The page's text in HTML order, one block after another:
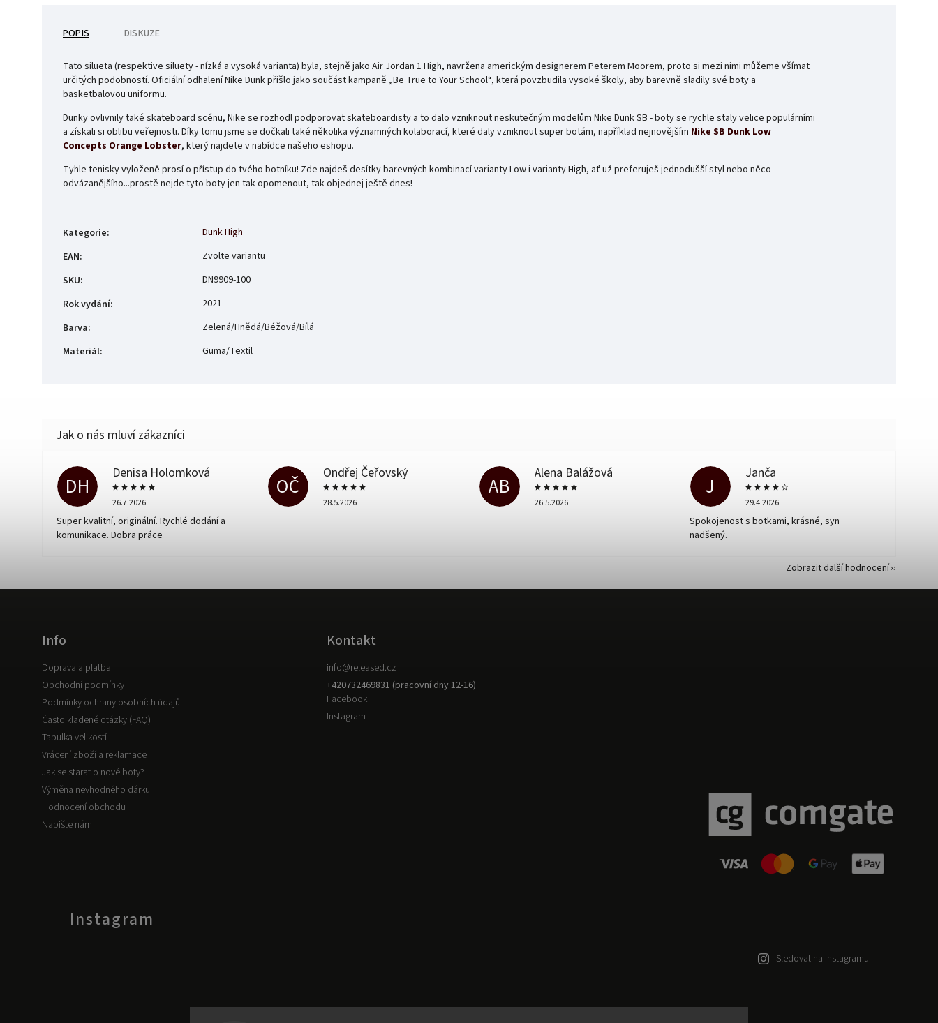
POPIS DISKUZE
Tato silueta (respektive siluety - nízká a vysoká varianta) byla, stejně jako Air Jordan 1 High, navržena americkým designerem Peterem Moorem, proto si mezi nimi můžeme všímat
určitých podobností. Oficiální odhalení Nike Dunk přišlo jako součást kampaně „Be True to Your School“, která povzbudila vysoké školy, aby barevně sladily své boty a
basketbalovou uniformu.
Dunky ovlivnily také skateboard scénu, Nike se rozhodl podporovat skateboardisty a to dalo vzniknout neskutečným modelům Nike Dunk SB - boty se rychle staly velice populárními
a získali si oblibu veřejnosti. Díky tomu jsme se dočkali také několika významných kolaborací, které daly vzniknout super botám, například nejnovějším Nike SB Dunk Low
Concepts Orange Lobster, který najdete v nabídce našeho eshopu.
Tyhle tenisky vyloženě prosí o přístup do tvého botníku! Zde najdeš desítky barevných kombinací varianty Low i varianty High, ať už preferuješ jednodušší styl nebo něco
odvázanějšího...prostě nejde tyto boty jen tak opomenout, tak objednej ještě dnes!
Kategorie:
Dunk High
EAN:
Zvolte variantu
SKU:
DN9909-100
Rok vydání:
2021
Barva:
Zelená/Hnědá/Béžová/Bílá
Materiál: Guma/Textil
DH
Denisa Holomková
26.7.2026
Super kvalitní, originální. Rychlé dodání a
komunikace. Dobra práce
OČ
Ondřej Čeřovský
28.5.2026
AB
Alena Balážová
26.5.2026
J
Janča
29.4.2026
Spokojenost s botkami, krásné, syn
nadšený.
Zobrazit další hodnocení
Instagram
Sledovat na Instagramu
Info
Doprava a platba
Obchodní podmínky
Podmínky ochrany osobních údajů
Často kladené otázky (FAQ)
Tabulka velikostí
Vrácení zboží a reklamace
Jak se starat o nové boty?
Výměna nevhodného dárku
Hodnocení obchodu
Napište nám
Kontakt
info@released.cz
+420732469831 (pracovní dny 12-16)
Facebook
Instagram